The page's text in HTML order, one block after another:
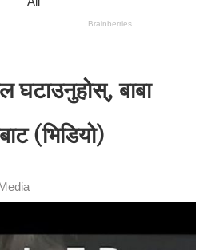
घटाउनुहोस्, बाबा
(भिडियो)